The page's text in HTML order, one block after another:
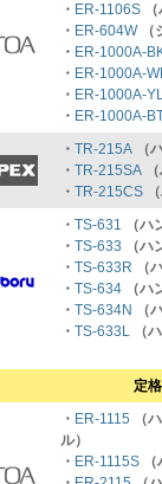
・ ER-1106S（
・ ER-604W（
・ ER-1000A-
・ ER-1000A-
・ ER-1000A-
・ ER-1000A-
・ TR-215A（
・ TR-215SA（
・ TR-215CS（
・ TS-631 （ハ
・ TS-633 （ハ
・ TS-633R （
・ TS-634（ハ
・ TS-634N
（
・ TS-633L（ハ
定
・ ER-1115 （
ル）
・ ER-1115S（